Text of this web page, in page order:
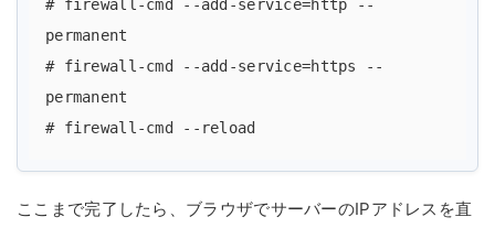
# firewall-cmd --add-service=http --
permanent
# firewall-cmd --add-service=https --
permanent
ここまで完了したら、ブラウザでサーバーのIPアドレスを直